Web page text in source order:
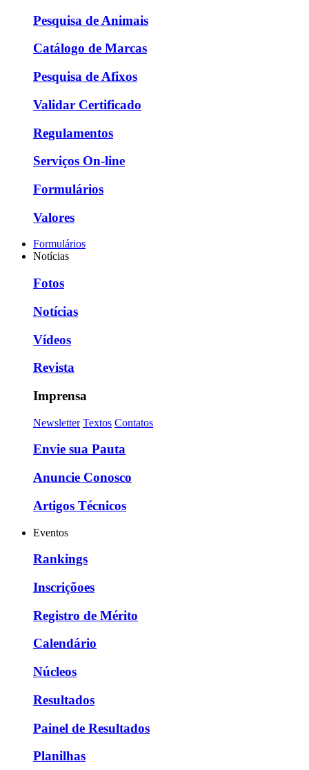
Pesquisa de Animais
Catálogo de Marcas
Pesquisa de Afixos
Validar Certificado
Regulamentos
Serviços On-line
Formulários
Valores
Formulários
Notícias
Fotos
Notícias
Vídeos
Revista
Imprensa
Newsletter Textos Contatos
Envie sua Pauta
Anuncie Conosco
Artigos Técnicos
Eventos
Rankings
Inscriçõoes
Registro de Mérito
Calendário
Núcleos
Resultados
Painel de Resultados
Planilhas